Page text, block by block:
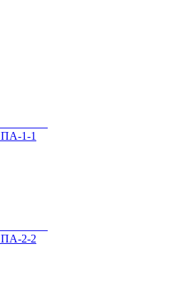
1-1
ПА-2-2